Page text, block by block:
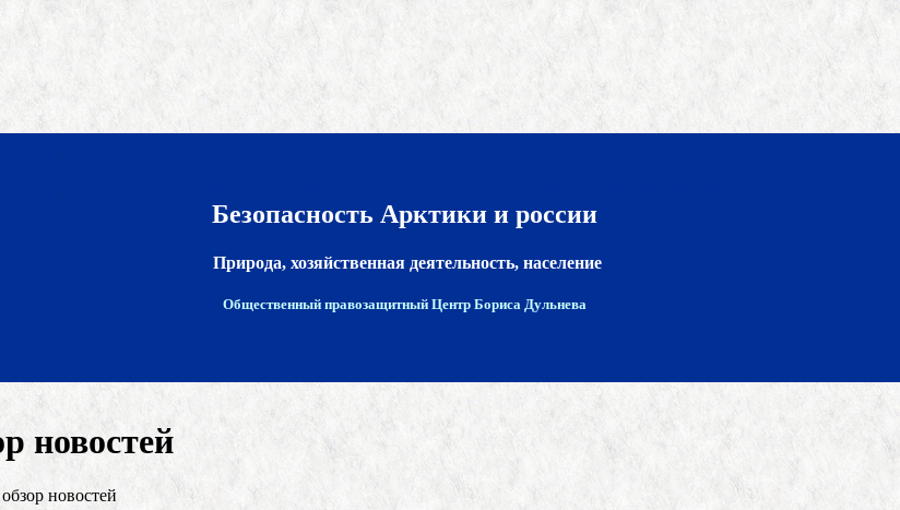
Безопасность Арктики и россии
Природа, хозяйственная деятельность, население
Общественный правозащитный Центр Бориса Дульнева
новостей
новостей